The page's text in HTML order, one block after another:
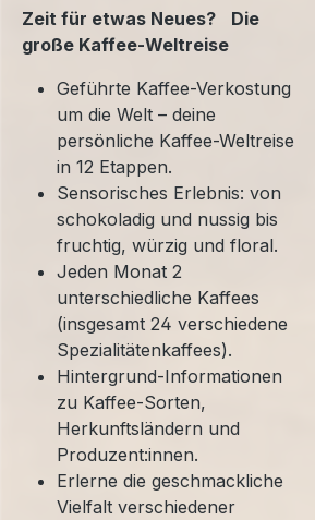
Zeit für etwas Neues? Die
große Kaffee-Weltreise
Geführte Kaffee-Verkostung
um die Welt – deine
persönliche Kaffee-Weltreise
in 12 Etappen.
Sensorisches Erlebnis: von
schokoladig und nussig bis
fruchtig, würzig und floral.
Jeden Monat 2
unterschiedliche Kaffees
(insgesamt 24 verschiedene
Spezialitätenkaffees).
Hintergrund-Informationen
zu Kaffee-Sorten,
Herkunftsländern und
Produzent:innen.
Erlerne die geschmackliche
Vielfalt verschiedener